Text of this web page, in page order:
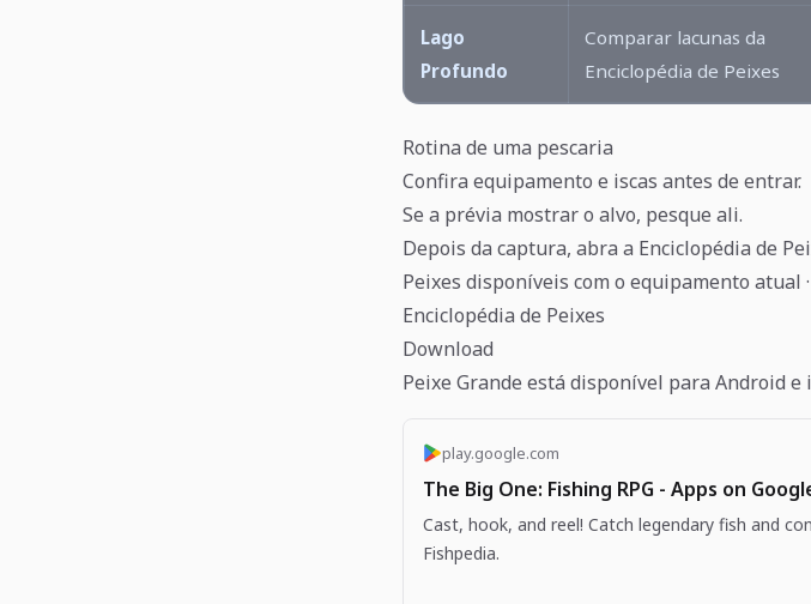
Lago
Profundo
Comparar lacunas da
Enciclopédia de Peixes
Rotina de uma pescaria
Confira equipamento e iscas antes de entrar.
Se a prévia mostrar o alvo, pesque ali.
Depois da captura, abra a Enciclopédia de
Peixes disponíveis com o equipamento atual ·
Enciclopédia de Peixes
Download
Peixe Grande está disponível para Android e
play.google.com
The Big One: Fishing RPG - Apps on
Cast, hook, and reel! Catch legendary fish and
Fishpedia.